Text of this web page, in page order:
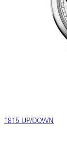
1815 UP/DOWN